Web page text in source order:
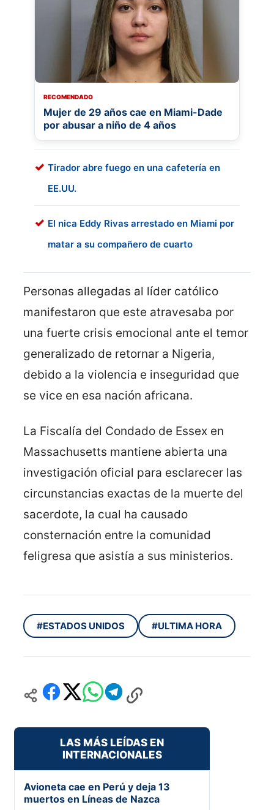
RECOMENDADO
Mujer de 29 años cae en Miami-Dade
por abusar a niño de 4 años
Tirador abre fuego en una cafetería en
EE.UU.
El nica Eddy Rivas arrestado en Miami por
matar a su compañero de cuarto
Personas allegadas al líder católico
manifestaron que este atravesaba por
una fuerte crisis emocional ante el temor
generalizado de retornar a Nigeria,
debido a la violencia e inseguridad que
se vice en esa nación africana.
La Fiscalía del Condado de Essex en
Massachusetts mantiene abierta una
investigación oficial para esclarecer las
circunstancias exactas de la muerte del
sacerdote, la cual ha causado
consternación entre la comunidad
feligresa que asistía a sus ministerios.
#ESTADOS UNIDOS #ULTIMA HORA
LAS MÁS LEÍDAS EN
INTERNACIONALES
Avioneta cae en Perú y deja 13
muertos en Líneas de Nazca